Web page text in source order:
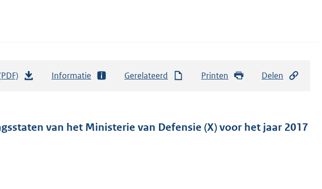
a
Informatie Gerelateerd Printen Delen
van het Ministerie van Defensie (X) voor het jaar 2017